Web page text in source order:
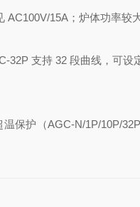
AC100V/15A；炉体功率较
32P 支持 32 段曲线，可
保护（AGC-N/1P/10P/